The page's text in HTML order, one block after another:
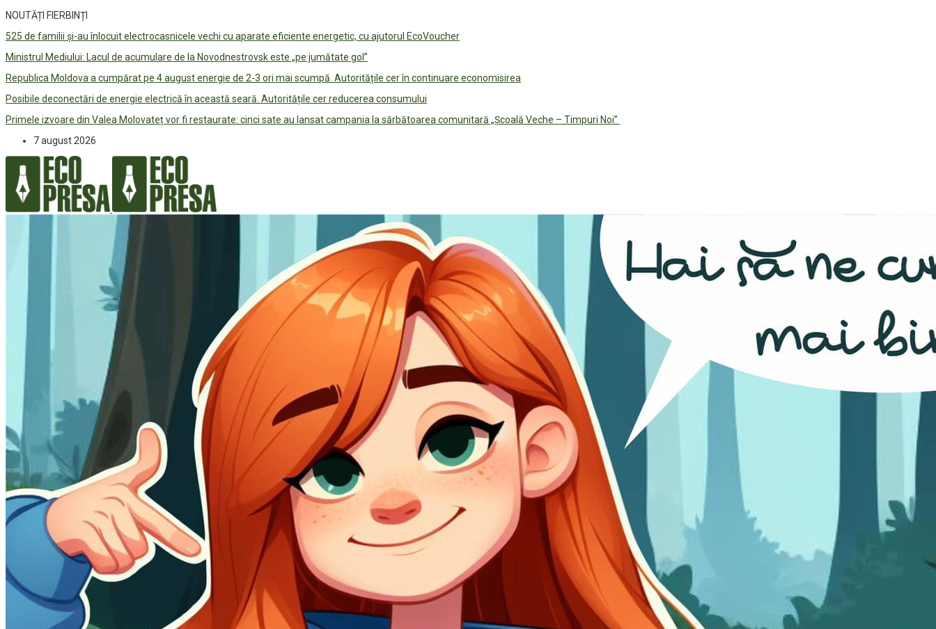
NOUTĂȚI FIERBINȚI
525 de familii și-au înlocuit electrocasnicele vechi cu aparate eficiente energetic, cu ajutorul EcoVoucher
Ministrul Mediului: Lacul de acumulare de la Novodnestrovsk este „pe jumătate gol”
Republica Moldova a cumpărat pe 4 august energie de 2-3 ori mai scumpă. Autoritățile cer în continuare economisirea
Posibile deconectări de energie electrică în această seară. Autoritățile cer reducerea consumului
Primele izvoare din Valea Molovateț vor fi restaurate: cinci sate au lansat campania la sărbătoarea comunitară „Școală Veche – Timpuri Noi”
7 august 2026